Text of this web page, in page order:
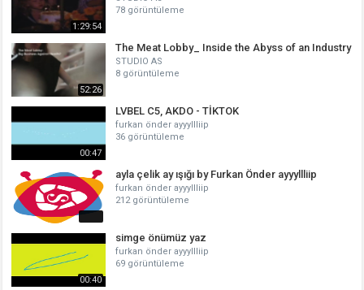
1:29:54
78 görüntüleme
52:26
The Meat Lobby_ Inside the Abyss of an Industry
STUDIO AS
8 görüntüleme
00:47
LVBEL C5, AKDO - TİKTOK
furkan önder ayyyllliip
36 görüntüleme
ayla çelik ay ışığı by Furkan Önder ayyyllliip
furkan önder ayyyllliip
212 görüntüleme
00:40
simge önümüz yaz
furkan önder ayyyllliip
69 görüntüleme